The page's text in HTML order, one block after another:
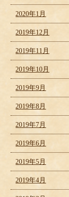
2020年1月
2019年12月
2019年11月
2019年10月
2019年9月
2019年8月
2019年7月
2019年6月
2019年5月
2019年4月